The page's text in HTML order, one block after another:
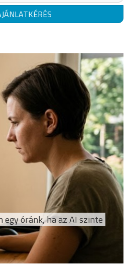
óránk, ha az AI szinte